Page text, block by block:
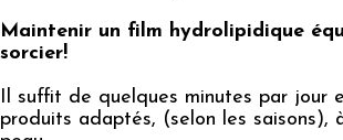
Maintenir un film hydrolipidique
sorcier!
Il suffit de quelques minutes par jour
produits adaptés, (selon les saisons),